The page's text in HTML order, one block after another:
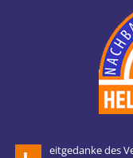
eitgedanke des